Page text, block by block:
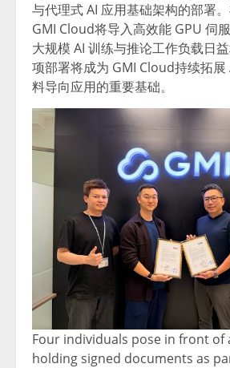
与代理式 AI 应用基础架构的部署
GMI Cloud将导入高效能 GPU 伺
大规模 AI 训练与推论工作负载日
项部署将成为 GMI Cloud持续拓展
料导向应用的重要基础。
Four individuals pose in front of
holding signed documents as